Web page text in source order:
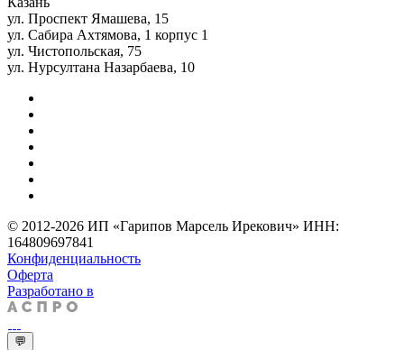
ул. Проспект Ямашева, 15
ул. Сабира Ахтямова, 1 корпус 1
ул. Чистопольская, 75
ул. Нурсултана Назарбаева, 10
© 2012-2026 ИП «Гарипов Марсель Ирекович» ИНН:
164809697841
Конфиденциальность
Оферта
Разработано в
💬